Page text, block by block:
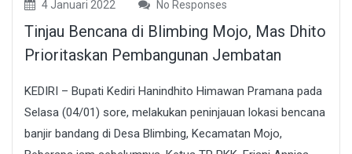
4 Januari 2022 No Responses
Tinjau Bencana di Blimbing Mojo, Mas Dhito
Prioritaskan Pembangunan Jembatan
KEDIRI – Bupati Kediri Hanindhito Himawan Pramana pada
Selasa (04/01) sore, melakukan peninjauan lokasi bencana
banjir bandang di Desa Blimbing, Kecamatan Mojo,